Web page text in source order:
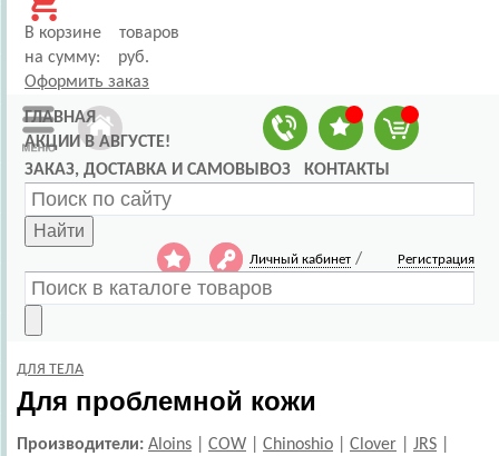
В корзине
товаров
на сумму:
руб.
Оформить заказ
ГЛАВНАЯ
АКЦИИ В АВГУСТЕ!
ЗАКАЗ, ДОСТАВКА И САМОВЫВОЗ
КОНТАКТЫ
Найти
Личный кабинет / Регистрация
ДЛЯ ТЕЛА
Для проблемной кожи
Производители: Aloins COW Chinoshio Clover JRS